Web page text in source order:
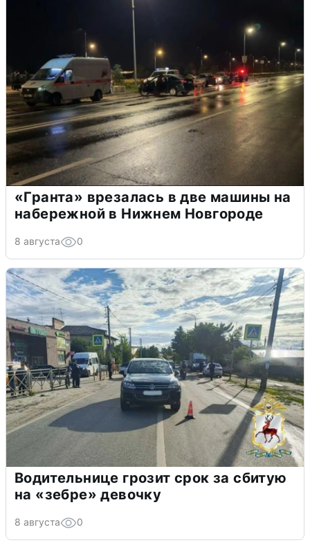
«Гранта» врезалась в две машины на
набережной в Нижнем Новгороде
8 августа 0
Водительнице грозит срок за сбитую
на «зебре» девочку
8 августа 0